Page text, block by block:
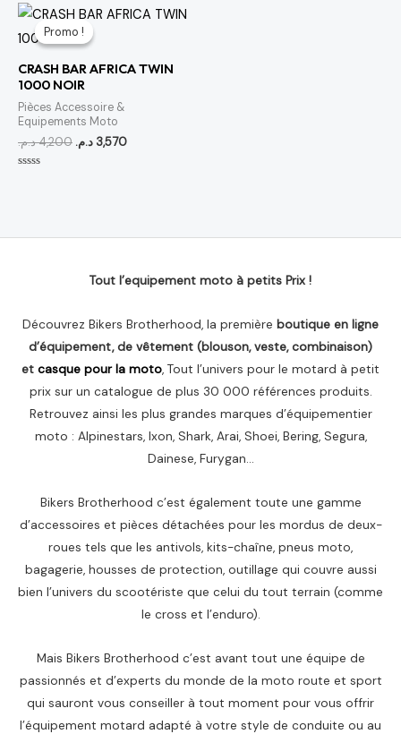
5
Promo !
Promo !
CRASH BAR AFRICA TWIN
1000 NOIR
Pièces Accessoire &
Equipements Moto
4,200د.م.
Le
prix
initial
4,200 د.م..
3,570 د.م.
Le
Tout l’equipement moto à petits Prix !
Découvrez Bikers Brotherhood, la première boutique en ligne
d’équipement, de vêtement (blouson, veste, combinaison)
et casque pour la moto, Tout l’univers pour le motard à petit
prix sur un catalogue de plus 30 000 références produits.
Retrouvez ainsi les plus grandes marques d’équipementier
moto : Alpinestars, Ixon, Shark, Arai, Shoei, Bering, Segura,
Dainese, Furygan…
Bikers Brotherhood c’est également toute une gamme
d’accessoires et pièces détachées pour les mordus de deux-
roues tels que les antivols, kits-chaîne, pneus moto,
bagagerie, housses de protection, outillage qui couvre aussi
bien l’univers du scootériste que celui du tout terrain (comme
le cross et l’enduro).
Mais Bikers Brotherhood c’est avant tout une équipe de
passionnés et d’experts du monde de la moto route et sport
qui sauront vous conseiller à tout moment pour vous offrir
l’équipement motard adapté à votre style de conduite ou au